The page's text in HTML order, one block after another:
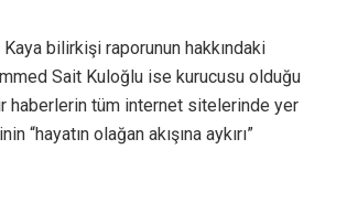
bilirkişi raporunun hakkındaki
Sait Kuloğlu ise kurucusu olduğu
haberlerin tüm internet sitelerinde yer
olağan akışına aykırı”